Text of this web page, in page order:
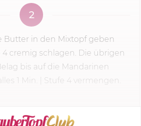
2
Butter in den Mixtopf geben
4 cremig schlagen. Die übrigen
bis auf die Mandarinen
1 Min. | Stufe 4 vermengen.
STARTEN